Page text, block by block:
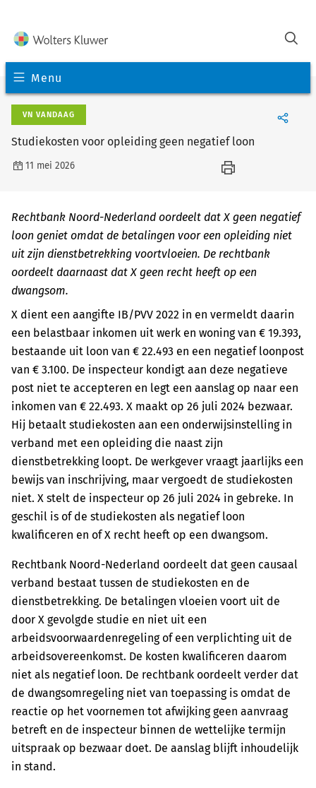
Menu
VN VANDAAG
Studiekosten voor opleiding geen negatief loon
11 mei 2026
Rechtbank Noord-Nederland oordeelt dat X geen negatief
loon geniet omdat de betalingen voor een opleiding niet
uit zijn dienstbetrekking voortvloeien. De rechtbank
oordeelt daarnaast dat X geen recht heeft op een
dwangsom.
X dient een aangifte IB/PVV 2022 in en vermeldt daarin
een belastbaar inkomen uit werk en woning van € 19.393,
bestaande uit loon van € 22.493 en een negatief loonpost
van € 3.100. De inspecteur kondigt aan deze negatieve
post niet te accepteren en legt een aanslag op naar een
inkomen van € 22.493. X maakt op 26 juli 2024 bezwaar.
Hij betaalt studiekosten aan een onderwijsinstelling in
verband met een opleiding die naast zijn
dienstbetrekking loopt. De werkgever vraagt jaarlijks een
bewijs van inschrijving, maar vergoedt de studiekosten
niet. X stelt de inspecteur op 26 juli 2024 in gebreke. In
geschil is of de studiekosten als negatief loon
kwalificeren en of X recht heeft op een dwangsom.
Rechtbank Noord-Nederland oordeelt dat geen causaal
verband bestaat tussen de studiekosten en de
dienstbetrekking. De betalingen vloeien voort uit de
door X gevolgde studie en niet uit een
arbeidsvoorwaardenregeling of een verplichting uit de
arbeidsovereenkomst. De kosten kwalificeren daarom
niet als negatief loon. De rechtbank oordeelt verder dat
de dwangsomregeling niet van toepassing is omdat de
reactie op het voornemen tot afwijking geen aanvraag
betreft en de inspecteur binnen de wettelijke termijn
uitspraak op bezwaar doet. De aanslag blijft inhoudelijk
in stand.